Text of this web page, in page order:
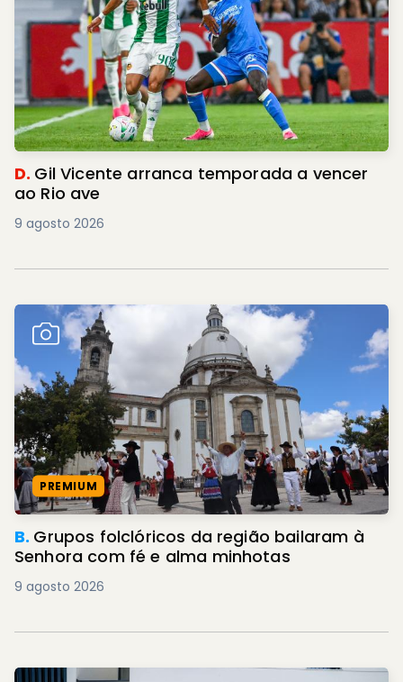
D. Gil Vicente arranca temporada a vencer
ao Rio ave
9 agosto 2026
PREMIUM
B. Grupos folclóricos da região bailaram à
Senhora com fé e alma minhotas
9 agosto 2026